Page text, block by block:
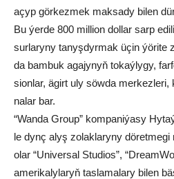
açyp gör­kez­mek mak­sa­dy bi­len
Bu ýer­de 800 mil­li­on dol­lar sarp
sur­la­ry­ny ta­nyş­dyr­mak üçin ýö­ri­te
da bam­buk aga­jy­nyň to­kaý­ly­gy,
si­on­lar, ägirt uly söw­da
na­lar bar.
“Wan­da Group” kom­pa­ni­ýa­sy
le dynç alyş zo­lak­la­ry­ny dö­ret­me­gi
olar “Univer­sal Stu­di­os”,
ame­ri­ka­ly­la­ryň tas­la­ma­la­ry bi­len